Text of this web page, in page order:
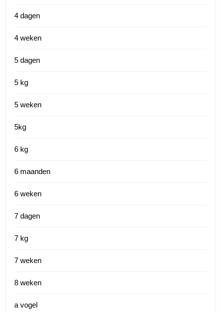
4 dagen
4 weken
5 dagen
5 kg
5 weken
5kg
6 kg
6 maanden
6 weken
7 dagen
7 kg
7 weken
8 weken
a vogel